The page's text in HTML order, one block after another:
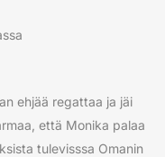
ehjää regattaa ja jäi
että Monika palaa
tulevisssa Omanin